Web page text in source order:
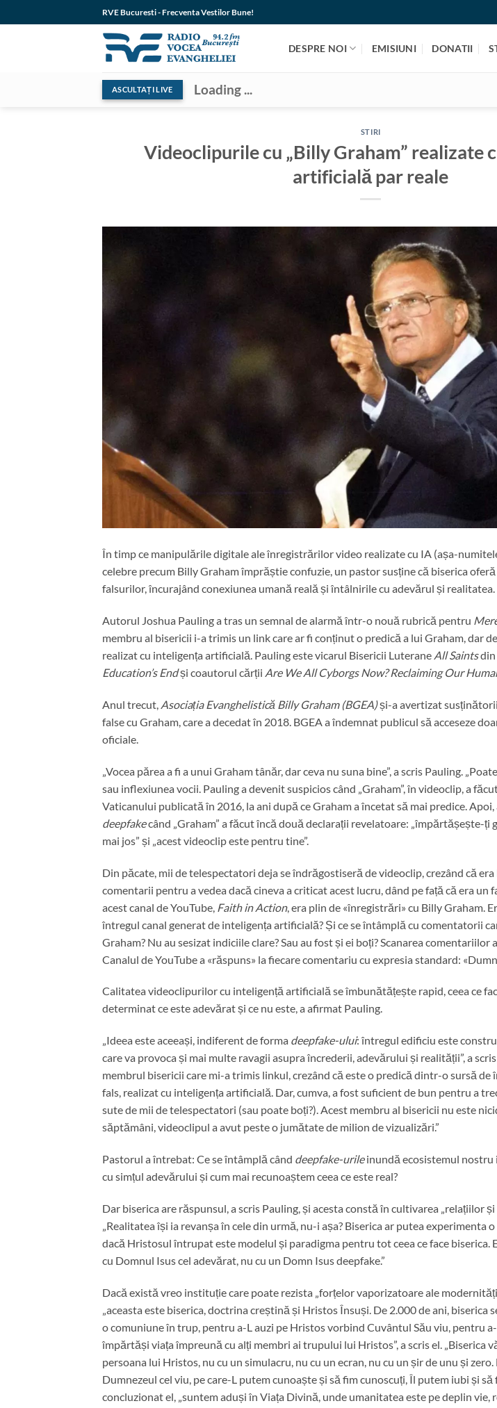
to
RVE Bucuresti - Frecventa Vestilor Bune!
DESPRE NOI EMISIUNI DONATII
ASCULTAȚI LIVE Loading ...
STIRI
Videoclipurile cu „Billy Graham” realizate
artificială par reale
În timp ce manipulările digitale ale înregistrărilor video realizate cu IA (așa-
celebre precum Billy Graham împrăștie confuzie, un pastor susține că biserica
falsurilor, încurajând conexiunea umană reală și întâlnirile cu adevărul și realitatea.
Autorul Joshua Pauling a tras un semnal de alarmă într-o nouă rubrică pentru
membru al bisericii i-a trimis un link care ar fi conținut o predică a lui Graham, dar
realizat cu inteligența artificială. Pauling este vicarul Bisericii Luterane All Saintsdin
Education’s Endși coautorul cărții Are We All Cyborgs Now? Reclaiming Our
Anul trecut, Asociația Evanghelistică Billy Graham (BGEA)și-a avertizat
false cu Graham, care a decedat în 2018. BGEA a îndemnat publicul să acceseze
oficiale.
„Vocea părea a fi a unui Graham tânăr, dar ceva nu suna bine”, a scris Pauling.
sau inflexiunea vocii. Pauling a devenit suspicios când „Graham”, în videoclip, a
Vaticanului publicată în 2016, la ani după ce Graham a încetat să mai predice.
deepfakecând „Graham” a făcut încă două declarații revelatoare: „împărtășește-ți
mai jos” și „acest videoclip este pentru tine”.
Din păcate, mii de telespectatori deja se îndrăgostiseră de videoclip, crezând că
comentarii pentru a vedea dacă cineva a criticat acest lucru, dând pe față că era un
acest canal de YouTube, Faith in Action, era plin de «înregistrări» cu Billy Graham.
întregul canal generat de inteligența artificială? Și ce se întâmplă cu comentatorii
Graham? Nu au sesizat indiciile clare? Sau au fost și ei boți? Scanarea comentariilor
Canalul de YouTube a «răspuns» la fiecare comentariu cu expresia standard:
Calitatea videoclipurilor cu inteligență artificială se îmbunătățește rapid, ceea ce
determinat ce este adevărat și ce nu este, a afirmat Pauling.
„Ideea este aceeași, indiferent de forma deepfake-ului: întregul edificiu este
care va provoca și mai multe ravagii asupra încrederii, adevărului și realității”, a
membrul bisericii care mi-a trimis linkul, crezând că este o predică dintr-o sursă de
fals, realizat cu inteligența artificială. Dar, cumva, a fost suficient de bun pentru a
sute de mii de telespectatori (sau poate boți?). Acest membru al bisericii nu este
săptămâni, videoclipul a avut peste o jumătate de milion de vizualizări.”
Pastorul a întrebat: Ce se întâmplă când deepfake-urileinundă ecosistemul nostru
cu simțul adevărului și cum mai recunoaștem ceea ce este real?
Dar biserica are răspunsul, a scris Pauling, și acesta constă în cultivarea „relațiilor
„Realitatea își ia revanșa în cele din urmă, nu-i așa? Biserica ar putea
dacă Hristosul întrupat este modelul și paradigma pentru tot ceea ce face biserica.
cu Domnul Isus cel adevărat, nu cu un Domn Isus deepfake.”
Dacă există vreo instituție care poate rezista „forțelor vaporizatoare ale
„aceasta este biserica, doctrina creștină și Hristos Însuși. De 2.000 de ani, biserica
o comuniune în trup, pentru a-L auzi pe Hristos vorbind Cuvântul Său viu, pentru
împărtăși viața împreună cu alți membri ai trupului lui Hristos”, a scris el. „Biserica
persoana lui Hristos, nu cu un simulacru, nu cu un ecran, nu cu un șir de unu și
Dumnezeul cel viu, pe care-L putem cunoaște și să fim cunoscuți, Îl putem iubi și
concluzionat el, „suntem aduși în Viața Divină, unde umanitatea este pe deplin vie,